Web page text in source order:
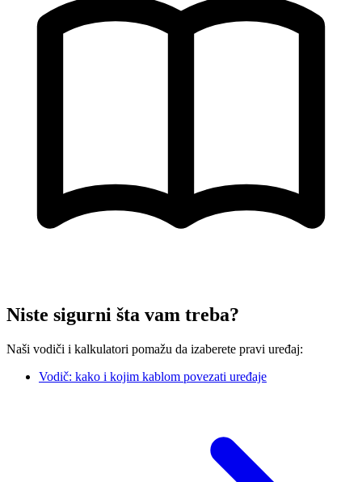
Niste sigurni šta vam treba?
Naši vodiči i kalkulatori pomažu da izaberete pravi uređaj:
Vodič: kako i kojim kablom povezati uređaje